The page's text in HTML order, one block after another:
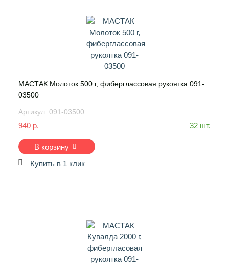
МАСТАК Молоток 500 г, фиберглаcсовая рукоятка 091-
03500
Артикул: 091-03500
940 р. 32 шт.
В корзину
Купить в 1 клик